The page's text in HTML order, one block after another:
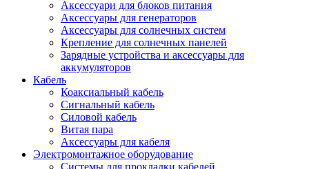
Аксессуари для блоков питания
Аксессуары для генераторов
Аксессуары для солнечных систем
Крепление для солнечных панелей
Зарядные устройства и аксессуары для
аккумуляторов
Кабель
Коаксиальный кабель
Сигнальный кабель
Силовой кабель
Витая пара
Аксессуары для кабеля
Электромонтажное оборудование
Системы для прокладки кабелей